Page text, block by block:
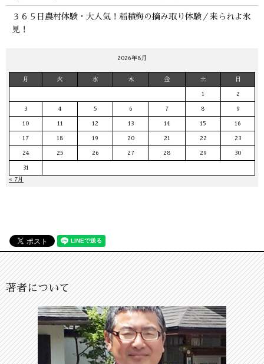
３６５日農村体験・大人気！稲積梅の摘み取り体験／来られよ氷
見！
2026年8月
月 火 水 木 金 土 日
1 2
3 4 5 6 7 8 9
10 11 12 13 14 15 16
17 18 19 20 21 22 23
24 25 26 27 28 29 30
31
« 7月
著者について